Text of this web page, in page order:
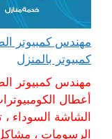
كمبيوتر بالمنزل
مهندس كمبيوتر
أعطال
الشاشة السوداء
الرسومات ،